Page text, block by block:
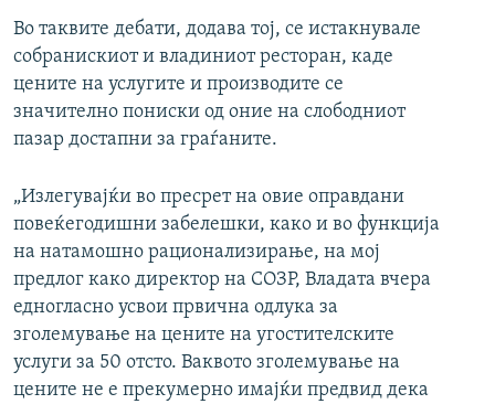
Во таквите дебати, додава тој, се истакнувале
собранискиот и владиниот ресторан, каде
цените на услугите и производите се
значително пониски од оние на слободниот
пазар достапни за граѓаните.
„Излегувајќи во пресрет на овие оправдани
повеќегодишни забелешки, како и во функција
на натамошно рационализирање, на мој
предлог како директор на СОЗР, Владата вчера
едногласно усвои првична одлука за
зголемување на цените на угостителските
услуги за 50 отсто. Ваквото зголемување на
цените не е прекумерно имајќи предвид дека